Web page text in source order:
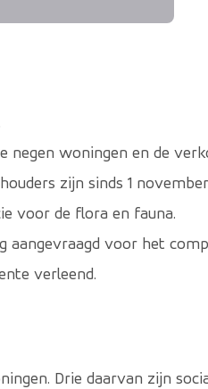
negen woningen en de
zijn sinds 1
voor de flora en fauna.
voor het
verleend.
Drie daarvan zijn